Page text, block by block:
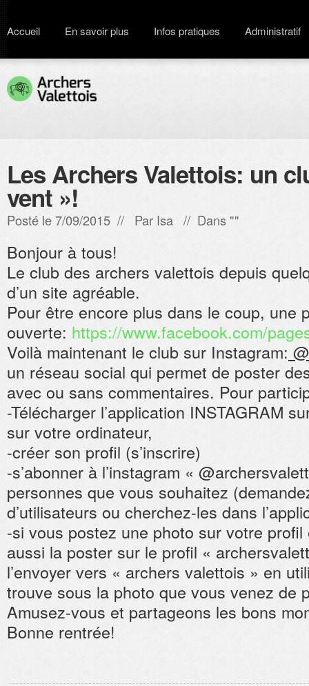
Accueil En savoir plus Infos pratiques Administratif
Les Archers Valettois: un
vent »!
Posté le 7/09/2015 // Par Isa // Dans ""
Bonjour à tous!
Le club des archers valettois depuis
d’un site agréable.
Pour être encore plus dans le coup, une
ouverte: https://www.facebook.com/
Voilà maintenant le club sur Instagram:
un réseau social qui permet de poster
avec ou sans commentaires. Pour
-Télécharger l’application INSTAGRAM
sur votre ordinateur,
-créer son profil (s’inscrire)
-s’abonner à l’instagram «
personnes que vous souhaitez
d’utilisateurs ou cherchez-les dans
-si vous postez une photo sur votre
aussi la poster sur le profil «
l’envoyer vers « archers valettois » en
trouve sous la photo que vous venez de
Amusez-vous et partageons les bons
Bonne rentrée!